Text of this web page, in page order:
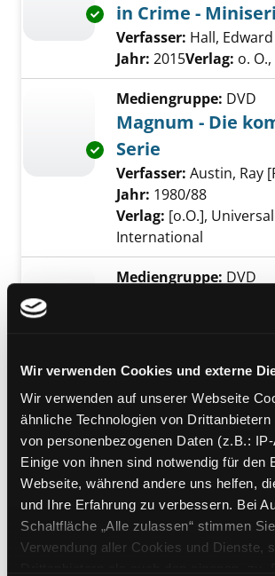
Wir verwenden Cookies und externe
Wir verwenden auf unserer Webseite
ähnliche Technologien von
von personenbezogenen Daten (z.B.:
Einige von ihnen sind notwendig für den
Webseite, während andere uns helfen,
und Ihre Erfahrung zu verbessern. Bei
Schaltfläche „Alle zulassen“ stimmen
Verwendung aller Cookies und Dienste,
Exemplar-Details von
in Crime -
Verfasser: Hall,
Jahr: 2015Verlag: o.
Exemplar-Details von
Mediengruppe: DVD
Magnum - Die
Serie
Verfasser: Austin, Ray
Jahr: 1980/88
Verlag: [o.O.],
International
Mediengruppe: DVD
Jahr:2018
Verlag:
Hamburg,
Exemplar-Details von
Mediengruppe:DVD
Kommissar Beck -
Episode 5-8
Verfasser:Klingberg,
Jahr:2016Verlag:
Reihe:Serie